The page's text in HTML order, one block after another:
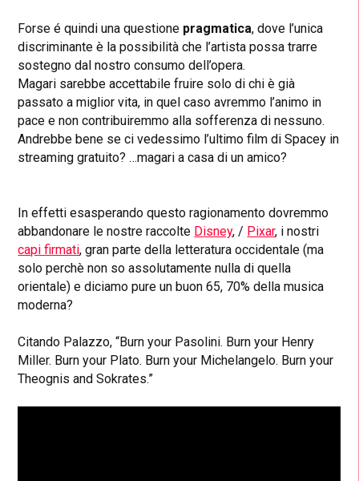
Forse é quindi una questione pragmatica, dove l’unica
discriminante è la possibilità che l’artista possa trarre
sostegno dal nostro consumo dell’opera.
Magari sarebbe accettabile fruire solo di chi è già
passato a miglior vita, in quel caso avremmo l’animo in
pace e non contribuiremmo alla sofferenza di nessuno.
Andrebbe bene se ci vedessimo l’ultimo film di Spacey in
streaming gratuito? …magari a casa di un amico?
In effetti esasperando questo ragionamento dovremmo
abbandonare le nostre raccolte Disney, / Pixar, i nostri
capi firmati, gran parte della letteratura occidentale (ma
solo perchè non so assolutamente nulla di quella
orientale) e diciamo pure un buon 65, 70% della musica
moderna?
Citando Palazzo, “Burn your Pasolini. Burn your Henry
Miller. Burn your Plato. Burn your Michelangelo. Burn your
Theognis and Sokrates.”